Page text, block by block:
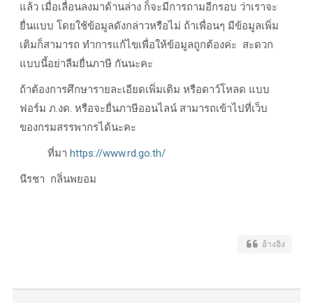
แล้ว เมื่อเลื่อนลงมาด้านล่าง ก็จะมีการถามอีกรอบ ว่าเราจะ
ยื่นแบบ โดยใช้ข้อมูลดังกล่าวหรือไม่ ถ้าเพื่อนๆ มีข้อมูลเพิ่ม
เติมก็สามารถ ทำการแก้ไขเพื่อให้ข้อมูลถูกต้องค่ะ สะดวก
แบบนี้อย่าลืมยื่นภาษี กันนะคะ
ถ้าต้องการศึกษารายละเอียดเพิ่มเติม หรือดาว์โหลด แบบ
ฟอร์ม ภ.งด. หรือจะยื่นภาษีออนไลน์ สามารถเข้าไปที่เว็บ
ของกรมสรรพากรได้นะคะ
ที่มา https://www.rd.go.th/
นีรชา กลิ่นพยอม
อ้างอิง